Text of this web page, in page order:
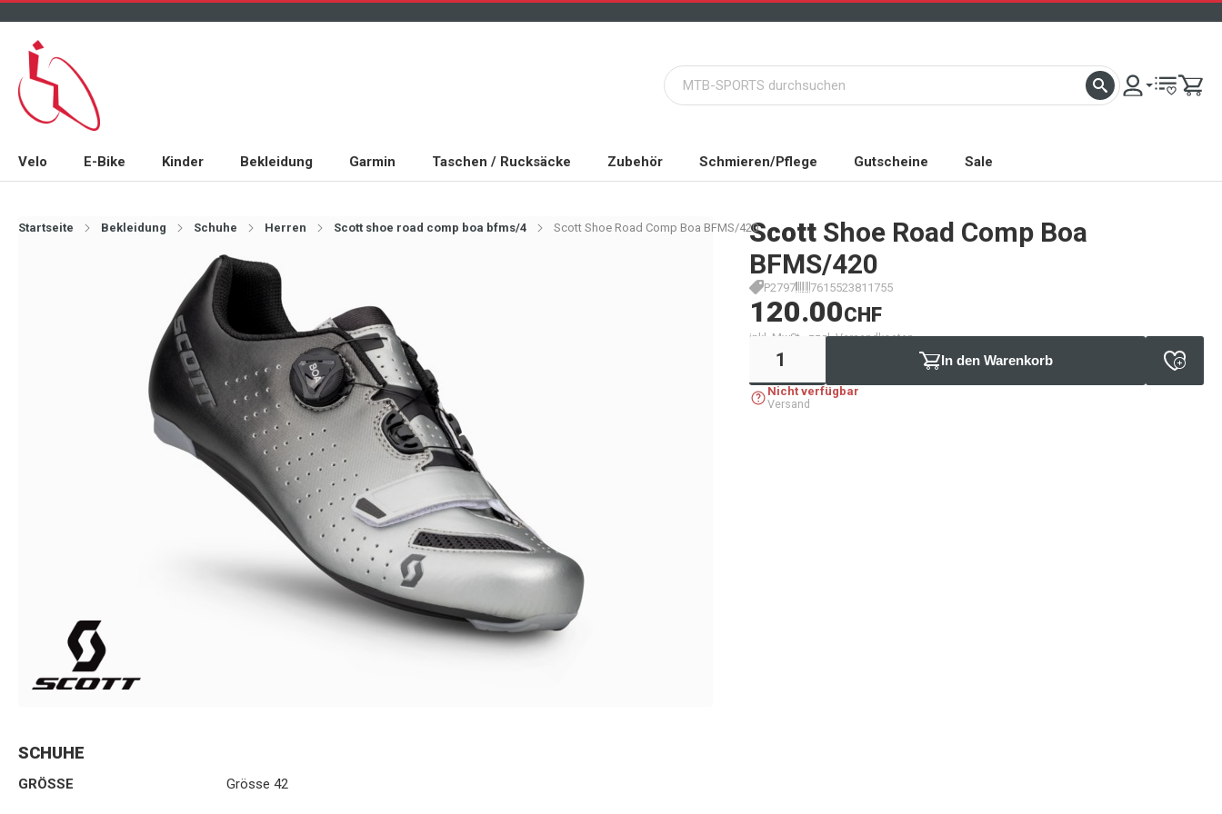
Velo E-Bike Kinder Bekleidung Garmin Taschen / Rucksäcke Zubehör Schmieren/Pflege Gutscheine Sale
Startseite Bekleidung Schuhe Herren Scott shoe road comp boa bfms/4 Scott Shoe Road Comp Boa BFMS/420Scott Shoe Road Comp Boa
BFMS/420
P2797 7615523811755
120.00CHF
inkl. MwSt., zzgl. Versandkosten
In den Warenkorb
Nicht verfügbar
Versand
SCHUHE
GRÖSSE Grösse 42